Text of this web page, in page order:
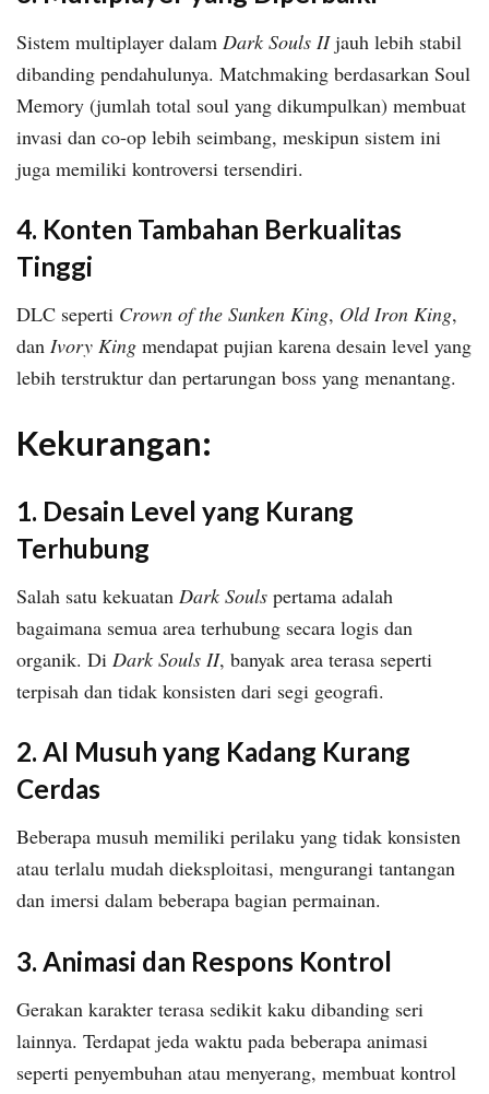
Sistem multiplayer dalam Dark Souls IIjauh lebih stabil
dibanding pendahulunya. Matchmaking berdasarkan Soul
Memory (jumlah total soul yang dikumpulkan) membuat
invasi dan co-op lebih seimbang, meskipun sistem ini
juga memiliki kontroversi tersendiri.
4. Konten Tambahan Berkualitas
Tinggi
DLC seperti Crown of the Sunken King, Old Iron King,
dan Ivory King mendapat pujian karena desain level yang
lebih terstruktur dan pertarungan boss yang menantang.
Kekurangan:
1. Desain Level yang Kurang
Terhubung
Salah satu kekuatan Dark Souls pertama adalah
bagaimana semua area terhubung secara logis dan
organik. Di Dark Souls II, banyak area terasa seperti
terpisah dan tidak konsisten dari segi geografi.
2. AI Musuh yang Kadang Kurang
Cerdas
Beberapa musuh memiliki perilaku yang tidak konsisten
atau terlalu mudah dieksploitasi, mengurangi tantangan
dan imersi dalam beberapa bagian permainan.
3. Animasi dan Respons Kontrol
Gerakan karakter terasa sedikit kaku dibanding seri
lainnya. Terdapat jeda waktu pada beberapa animasi
seperti penyembuhan atau menyerang, membuat kontrol